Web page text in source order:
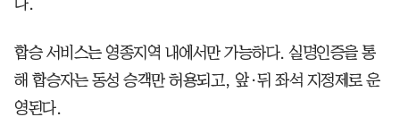
다.
합승 서비스는 영종지역 내에서만 가능하다. 실명인증을 통
해 합승자는 동성 승객만 허용되고, 앞·뒤 좌석 지정제로 운
영된다.